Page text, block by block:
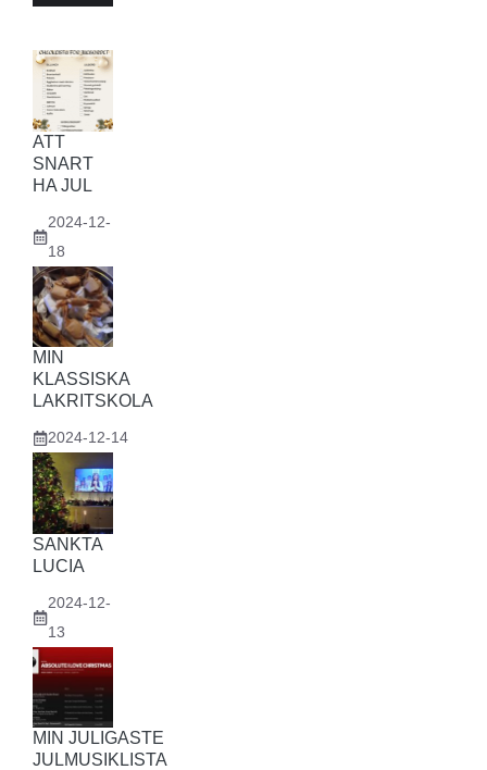
ATT
SNART
HA JUL
2024-12-
18
MIN
KLASSISKA
LAKRITSKOLA
2024-12-14
SANKTA
LUCIA
2024-12-
13
MIN JULIGASTE
JULMUSIKLISTA